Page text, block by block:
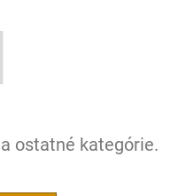
ostatné kategórie.